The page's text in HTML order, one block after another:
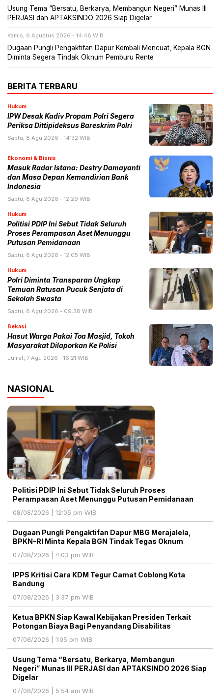
Usung Tema “Bersatu, Berkarya, Membangun Negeri” Munas III
PERJASI dan APTAKSINDO 2026 Siap Digelar
Kamis, 6 Agustus 2026 - 14:48 WIB
Dugaan Pungli Pengaktifan Dapur Kembali Mencuat, Kepala BGN
Diminta Segera Tindak Oknum Pemburu Rente
BERITA TERBARU
Hukum
IPW Desak Kadiv Propam Polri Segera
Periksa Dittipideksus Bareskrim Polri
Sabtu, 8 Agu 2026 - 14:32 WIB
Ekonomi & Bisnis
Masuk Radar Istana: Destry Damayanti
dan Masa Depan Kemandirian Bank
Indonesia
Sabtu, 8 Agu 2026 - 12:29 WIB
Hukum
Politisi PDIP Ini Sebut Tidak Seluruh
Proses Perampasan Aset Menunggu
Putusan Pemidanaan
Sabtu, 8 Agu 2026 - 12:05 WIB
Hukum
Polri Diminta Transparan Ungkap
Temuan Ratusan Pucuk Senjata di
Sekolah Swasta
Sabtu, 8 Agu 2026 - 09:38 WIB
Bekasi
Hasut Warga Pakai Toa Masjid, Tokoh
Masyarakat Dilaporkan Ke Polisi
Jumat, 7 Agu 2026 - 16:21 WIB
NASIONAL
Politisi PDIP Ini Sebut Tidak Seluruh Proses
Perampasan Aset Menunggu Putusan Pemidanaan
08/08/2026 | 12:05 pm WIB
Dugaan Pungli Pengaktifan Dapur MBG Merajalela,
BPKN-RI Minta Kepala BGN Tindak Tegas Oknum
07/08/2026 | 4:03 pm WIB
IPPS Kritisi Cara KDM Tegur Camat Coblong Kota
Bandung
07/08/2026 | 3:37 pm WIB
Ketua BPKN Siap Kawal Kebijakan Presiden Terkait
Potongan Biaya Bagi Penyandang Disabilitas
07/08/2026 | 1:05 pm WIB
Usung Tema “Bersatu, Berkarya, Membangun
Negeri” Munas III PERJASI dan APTAKSINDO 2026 Siap
Digelar
07/08/2026 | 5:54 am WIB